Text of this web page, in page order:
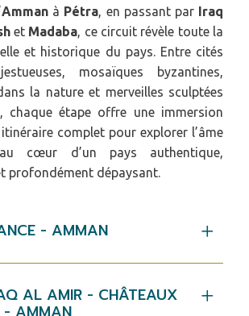
Amman à Pétra, en passant par Iraq
et Madaba, ce circuit révèle toute la
et historique du pays. Entre cités
mosaïques byzantines,
la nature et merveilles sculptées
chaque étape offre une immersion
complet pour explorer l’âme
au cœur d’un pays authentique,
profondément dépaysant.
- AMMAN
AL AMIR - CHÂTEAUX